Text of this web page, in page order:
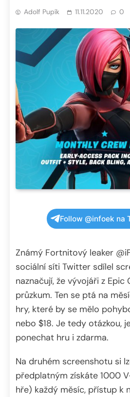
Adolf Pupík 11.11.2020 0
Follow @infoek na
Známý Fortnitový leaker
sociální síti Twitter sdílel
naznačují, že vývojáři z Epic
průzkum. Ten se ptá na
hry, které by se mělo
nebo $18. Je tedy otázkou,
ponechat hru i zdarma.
Na druhém screenshotu si
předplatným získáte 1000
hře) každý měsíc, přístup k